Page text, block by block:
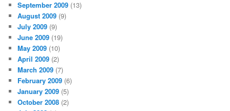
September 2009 (13)
August 2009 (9)
July 2009 (9)
June 2009 (19)
May 2009 (10)
April 2009 (2)
March 2009 (7)
February 2009 (6)
January 2009 (5)
October 2008 (2)